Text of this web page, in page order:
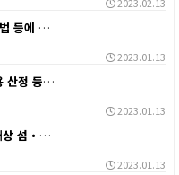
장기요양급여 제공기준 및 급여비용 산정방법 등에 관한 …
2023.01.13
「복지용구 급여대상 품목 선정 및 급여비용 산정 등에 …
2023.01.13
가족요양비 지급 및 의사소견서 제출 제외대상 섬・벽지지…
2023.01.13